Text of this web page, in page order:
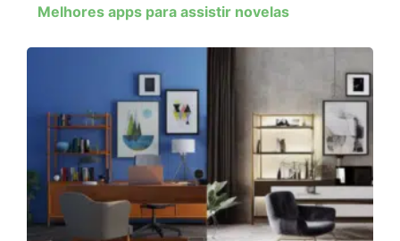
Melhores apps para assistir novelas